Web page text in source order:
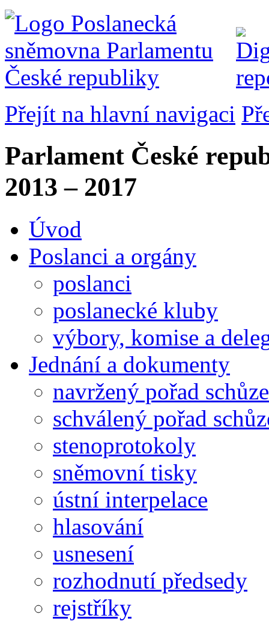
Přejít na hlavní navigaci
Parlament České
2013 – 2017
Úvod
Poslanci a orgány
poslanci
poslanecké kluby
výbory, komise a
Jednání a dokumenty
navržený pořad schůze
schválený pořad
stenoprotokoly
sněmovní tisky
ústní interpelace
hlasování
usnesení
rozhodnutí předsedy
rejstříky